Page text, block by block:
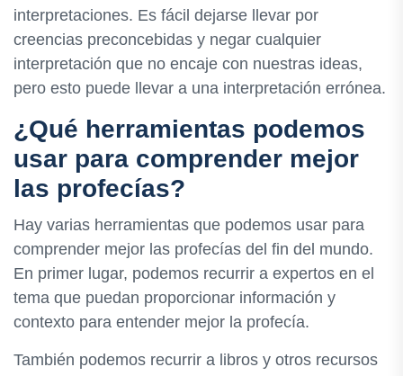
interpretaciones. Es fácil dejarse llevar por
creencias preconcebidas y negar cualquier
interpretación que no encaje con nuestras ideas,
pero esto puede llevar a una interpretación errónea.
¿Qué herramientas podemos
usar para comprender mejor
las profecías?
Hay varias herramientas que podemos usar para
comprender mejor las profecías del fin del mundo.
En primer lugar, podemos recurrir a expertos en el
tema que puedan proporcionar información y
contexto para entender mejor la profecía.
También podemos recurrir a libros y otros recursos